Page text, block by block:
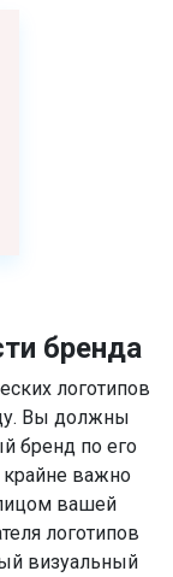
бренда
логотипов
Вы должны
бренд по его
важно
вашей
логотипов
визуальный